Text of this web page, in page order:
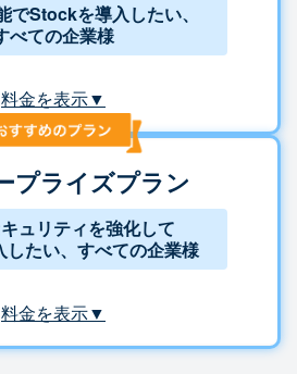
でStockを導入したい、
べての企業様
料金を表示▼
プライズプラン
ュリティを強化して
たい、すべての企業様
料金を表示▼